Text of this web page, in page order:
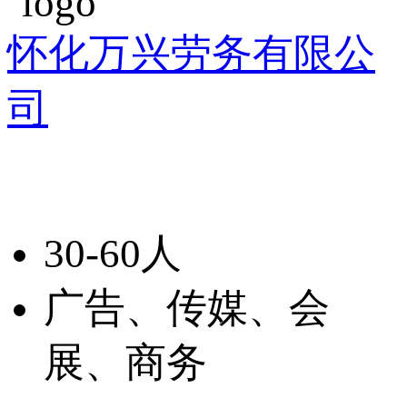
怀化万兴劳务有限公
司
30-60人
广告、传媒、会
展、商务